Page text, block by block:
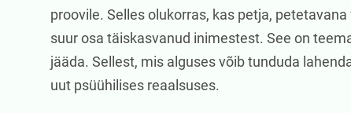
proovile. Selles olukorras, kas petja,
suur osa täiskasvanud inimestest. See on
jääda. Sellest, mis alguses võib tunduda
uut psüühilises reaalsuses.